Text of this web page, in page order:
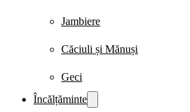
Jambiere
Căciuli și Mănuși
Geci
Încălțăminte